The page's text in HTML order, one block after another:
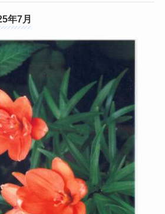
年7月